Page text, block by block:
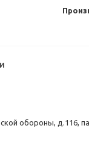
обороны, д.116,